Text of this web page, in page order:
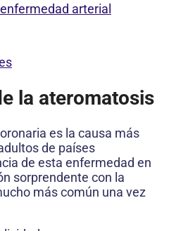
arterial
la ateromatosis
es la causa más
de países
de esta enfermedad en
sorprendente con la
más común una vez